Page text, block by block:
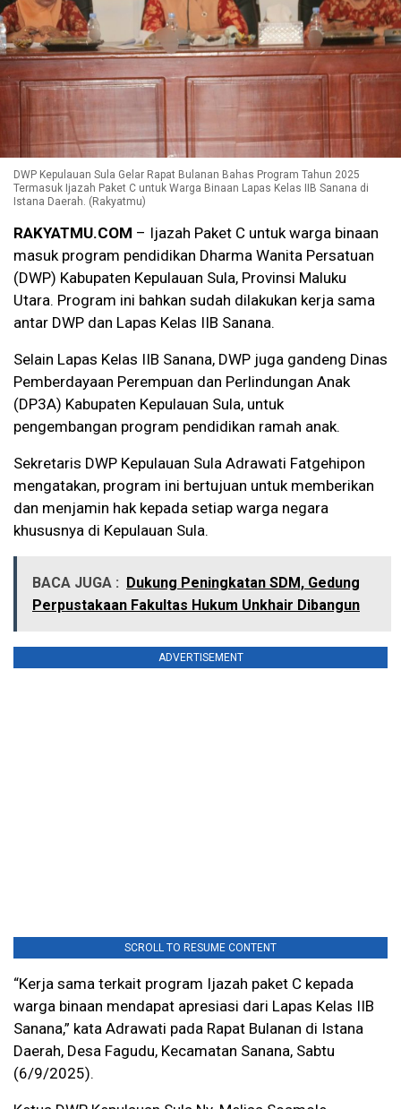
DWP Kepulauan Sula Gelar Rapat Bulanan Bahas Program Tahun 2025
Termasuk Ijazah Paket C untuk Warga Binaan Lapas Kelas IIB Sanana di
Istana Daerah. (Rakyatmu)
RAKYATMU.COM – Ijazah Paket C untuk warga binaan
masuk program pendidikan Dharma Wanita Persatuan
(DWP) Kabupaten Kepulauan Sula, Provinsi Maluku
Utara. Program ini bahkan sudah dilakukan kerja sama
antar DWP dan Lapas Kelas IIB Sanana.
Selain Lapas Kelas IIB Sanana, DWP juga gandeng Dinas
Pemberdayaan Perempuan dan Perlindungan Anak
(DP3A) Kabupaten Kepulauan Sula, untuk
pengembangan program pendidikan ramah anak.
Sekretaris DWP Kepulauan Sula Adrawati Fatgehipon
mengatakan, program ini bertujuan untuk memberikan
dan menjamin hak kepada setiap warga negara
khususnya di Kepulauan Sula.
BACA JUGA : Dukung Peningkatan SDM, Gedung
Perpustakaan Fakultas Hukum Unkhair Dibangun
ADVERTISEMENT
SCROLL TO RESUME CONTENT
“Kerja sama terkait program Ijazah paket C kepada
warga binaan mendapat apresiasi dari Lapas Kelas IIB
Sanana,” kata Adrawati pada Rapat Bulanan di Istana
Daerah, Desa Fagudu, Kecamatan Sanana, Sabtu
(6/9/2025).